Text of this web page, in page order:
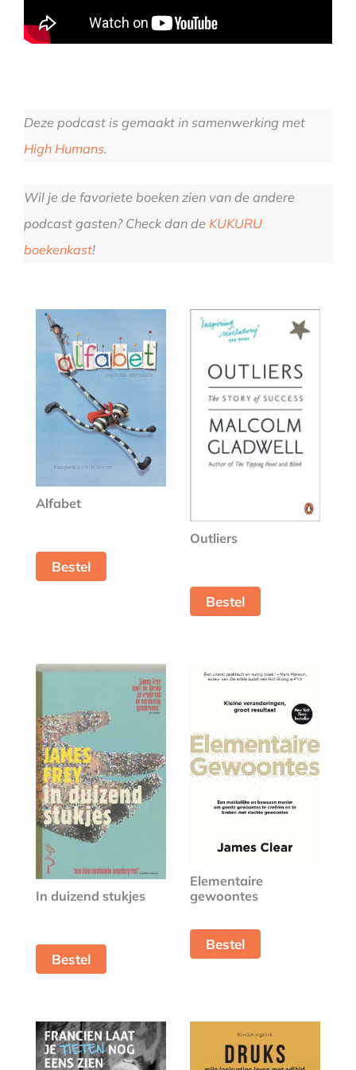
Deze podcast is gemaakt in samenwerking met
High Humans.
Wil je de favoriete boeken zien van de andere
podcast gasten? Check dan de KUKURU
boekenkast!
Alfabet
Bestel
Outliers
Bestel
In duizend stukjes
Bestel
Elementaire
gewoontes
Bestel